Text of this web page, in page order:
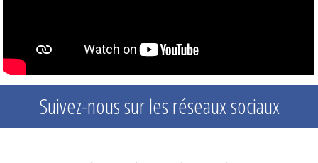
Suivez-nous sur les réseaux sociaux